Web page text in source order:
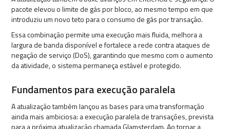
pacote elevou o limite de gás por bloco, ao mesmo tempo em que
introduziu um novo teto para o consumo de gás por transação.
Essa combinação permite uma execução mais fluida, melhora a
largura de banda disponível e fortalece a rede contra ataques de
negação de serviço (DoS), garantindo que mesmo com o aumento
da atividade, o sistema permaneça estável e protegido.
Fundamentos para execução paralela
A atualização também lançou as bases para uma transformação
ainda mais ambiciosa: a execução paralela de transações, prevista
para a próxima atualização chamada Glamsterdam. Ao tornar a